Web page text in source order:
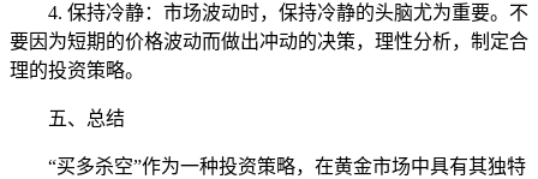
4. 保持冷静：市场波动时，保持冷静的头脑尤为重要。不
要因为短期的价格波动而做出冲动的决策，理性分析，制定合
理的投资策略。
五、总结
“买多杀空”作为一种投资策略，在黄金市场中具有其独特